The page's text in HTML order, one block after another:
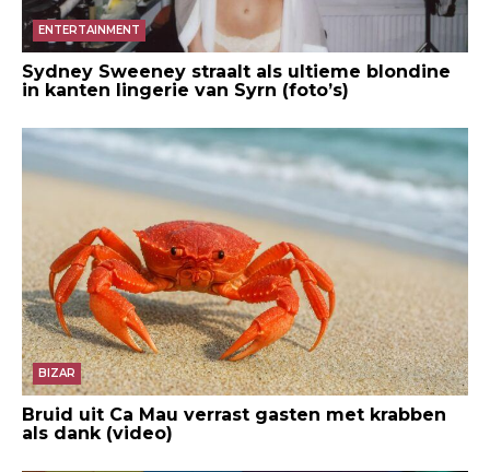
ENTERTAINMENT
Sydney Sweeney straalt als ultieme blondine
in kanten lingerie van Syrn (foto’s)
BIZAR
Bruid uit Ca Mau verrast gasten met krabben
als dank (video)